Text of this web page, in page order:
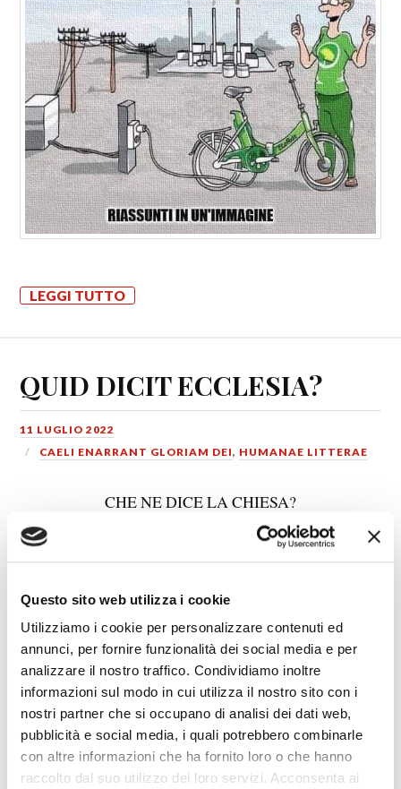
Questo sito web utilizza i cookie
Utilizziamo i cookie per personalizzare contenuti ed
annunci, per fornire funzionalità dei social media e per
analizzare il nostro traffico. Condividiamo inoltre
informazioni sul modo in cui utilizza il nostro sito con i
nostri partner che si occupano di analisi dei dati web,
pubblicità e social media, i quali potrebbero combinarle
con altre informazioni che ha fornito loro o che hanno
raccolto dal suo utilizzo dei loro servizi. Acconsenta ai
LEGGI TUTTO
QUID DICIT ECCLESIA?
11 LUGLIO 2022
CAELI ENARRANT GLORIAM DEI, HUMANAE LITTERAE
CHE NE DICE LA CHIESA?
Il buon cristiano, di fronte a qualsiasi manifestazione